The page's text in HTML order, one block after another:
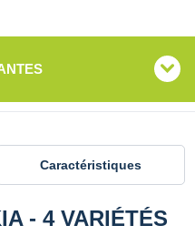
Caractéristiques
- 4 VARIÉTÉS